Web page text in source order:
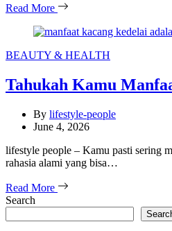
Read More
Categories
BEAUTY & HEALTH
Tahukah Kamu
By lifestyle-people
June 4, 2026
lifestyle people – Kamu pasti sering
rahasia alami yang bisa…
Read More
Search